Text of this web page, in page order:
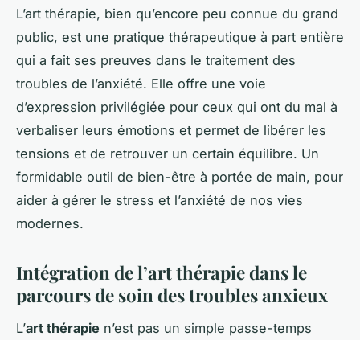
L’art thérapie, bien qu’encore peu connue du grand
public, est une pratique thérapeutique à part entière
qui a fait ses preuves dans le traitement des
troubles de l’anxiété. Elle offre une voie
d’expression privilégiée pour ceux qui ont du mal à
verbaliser leurs émotions et permet de libérer les
tensions et de retrouver un certain équilibre. Un
formidable outil de bien-être à portée de main, pour
aider à gérer le stress et l’anxiété de nos vies
modernes.
Intégration de l’art thérapie dans le
parcours de soin des troubles anxieux
L’art thérapie n’est pas un simple passe-temps